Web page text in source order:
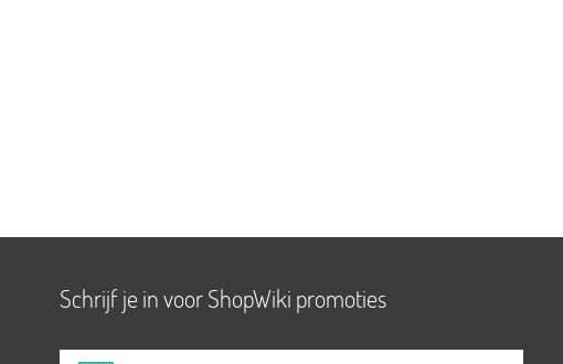
Schrijf je in voor ShopWiki promoties